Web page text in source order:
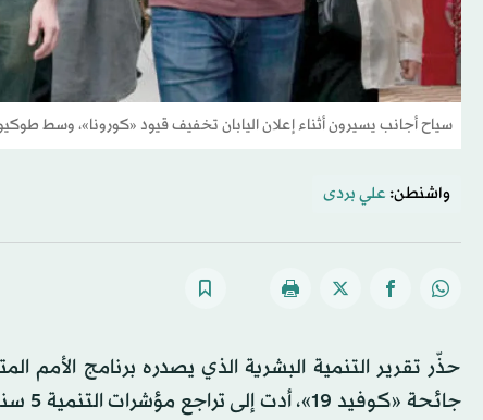
سياح أجانب يسيرون أثناء إعلان اليابان تخفيف قيود «كورونا»، وسط
واشنطن: علي بردى
حذّر تقرير التنمية البشرية الذي يصدره برنامج الأمم